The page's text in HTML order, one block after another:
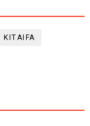
KITAIFA